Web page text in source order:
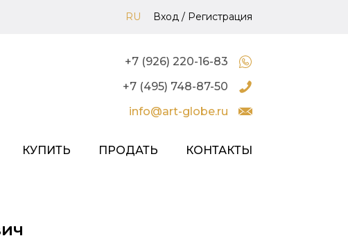
RU Вход / Регистрация
+7 (926) 220-16-83
+7 (495) 748-87-50
info@art-globe.ru
КУПИТЬ ПРОДАТЬ КОНТАКТЫ